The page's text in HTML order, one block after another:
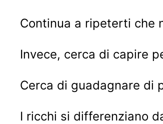
Continua a ripeterti che
Invece, cerca di capire
Cerca di guadagnare di
I ricchi si differenziano